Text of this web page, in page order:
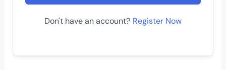
Don't have an account? Register Now